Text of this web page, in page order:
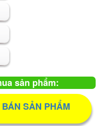
sản phẩm:
SẢN PHẨM